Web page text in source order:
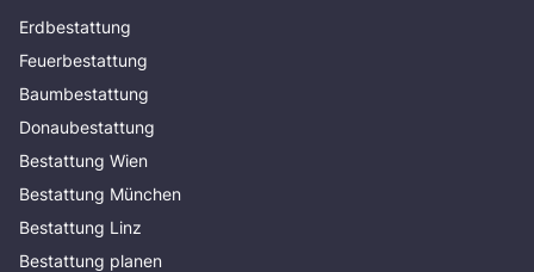
Erdbestattung
Feuerbestattung
Baumbestattung
Donaubestattung
Bestattung Wien
Bestattung München
Bestattung Linz
Bestattung planen